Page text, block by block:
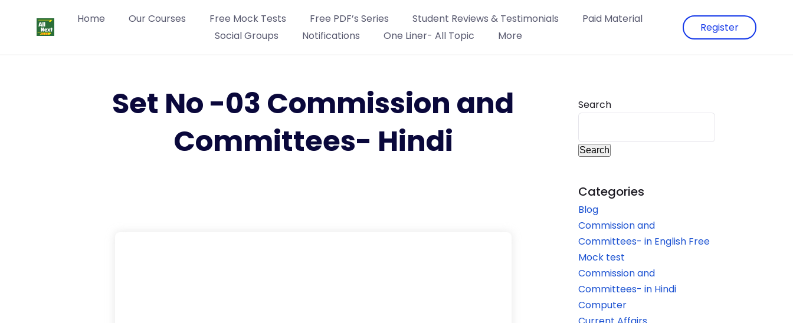
Home Our Courses Free Mock Tests Free PDF’s Series Student Reviews & Testimonials
Paid Material
Social Groups
Notifications One Liner- All Topic More
Register
Set No -03 Commission and
Committees- Hindi
Search
Search
Categories
Blog
Commission and
Committees- in English Free
Mock test
Commission and
Committees- in Hindi
Computer